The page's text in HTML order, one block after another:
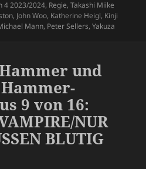
4 2023/2024, Regie,Takashi Miike
, John Woo, Katherine Heigl, Kinji
Mann, Peter Sellers,Yakuza
und
9 von 16:
NUR
BLUTIG